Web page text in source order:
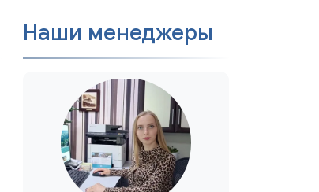
Наши менеджеры